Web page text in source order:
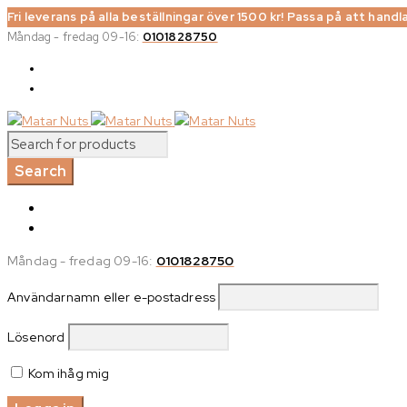
Fri leverans på alla beställningar över 1500 kr! Passa på att
Måndag - fredag 09-16: 0101828750
Måndag - fredag 09-16: 0101828750
Användarnamn eller e-postadress
Lösenord
Kom ihåg mig